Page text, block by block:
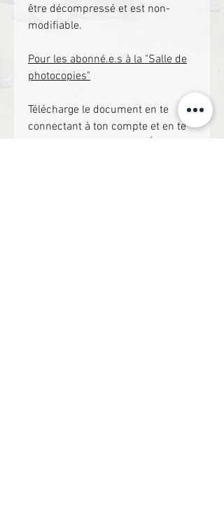
être décompressé et est non-
modifiable.
Pour les abonné.e.s à la "Salle de
photocopies"
Télécharge le document en te
connectant à ton compte et en te